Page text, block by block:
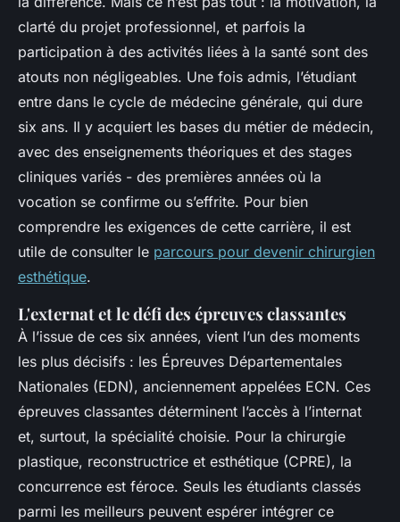
clarté du projet professionnel, et parfois la
participation à des activités liées à la santé sont des
atouts non négligeables. Une fois admis, l’étudiant
entre dans le cycle de médecine générale, qui dure
six ans. Il y acquiert les bases du métier de médecin,
avec des enseignements théoriques et des stages
cliniques variés - des premières années où la
vocation se confirme ou s’effrite. Pour bien
comprendre les exigences de cette carrière, il est
utile de consulter le parcours pour devenir chirurgien
esthétique.
L'externat et le défi des épreuves classantes
À l’issue de ces six années, vient l’un des moments
les plus décisifs : les Épreuves Départementales
Nationales (EDN), anciennement appelées ECN. Ces
épreuves classantes déterminent l’accès à l’internat
et, surtout, la spécialité choisie. Pour la chirurgie
plastique, reconstructrice et esthétique (CPRE), la
concurrence est féroce. Seuls les étudiants classés
parmi les meilleurs peuvent espérer intégrer ce